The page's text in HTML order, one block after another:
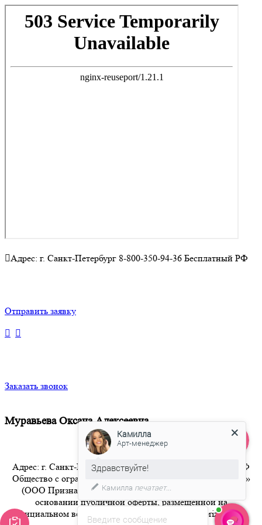
Адрес: г. Санкт-Петербург 8-800-350-94-36 Бесплатный РФ
Отправить заявку
Заказать звонок
Муравьева Оксана Алексеевна
Адрес: г. Санкт-Петербург 8-800-350-94-36 Бесплатный РФ
Общество с ограниченной ответственностью «Признание»
(ООО Признание) осуществляет свою деятельность на
основании публичной оферты, размещенной на
официальном веб-сайте компании по адресу artpriznanie.ru
Введите сообщение
Камилла
Арт-менеджер
Здравствуйте!
Камилла печатает...